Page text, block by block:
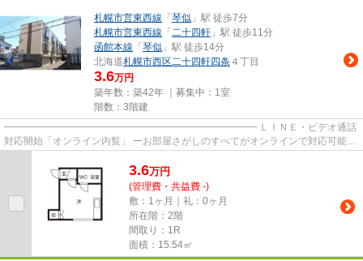
札幌市営東西線 「 琴似 」駅 徒歩7分
札幌市営東西線 「 二十四軒 」駅 徒歩11分
函館本線 「 琴似 」駅 徒歩14分
北海道札幌市西区二十四軒四条 ４丁目
3.6万円
築年数：築42年 ｜募集中： 1室
階数：3階建
━━━━━━━━━━━━━━━━━━━━━━━━━━ ＬＩＮＥ・ビデオ通話
対応開始「オンライン内覧」 ーお部屋さがしのすべてがオンラインで対応可能ー
3.6万円
(管理費・共益費 -)
敷：1ヶ月｜礼：0ヶ月
所在階：2階
間取り：1R
面積：15.54㎡